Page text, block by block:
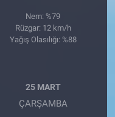
Nem: %79
Rüzgar: 12 km/h
Yağış Olasılığı: %88
25 MART
ÇARŞAMBA